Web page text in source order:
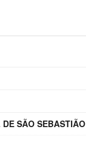
SÃO SEBASTIÃO